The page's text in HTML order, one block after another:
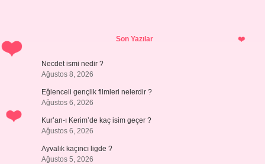
SidebarSon Yazılar
Necdet ismi nedir ?
Ağustos 8, 2026
Eğlenceli gençlik filmleri nelerdir ?
Ağustos 6, 2026
Kur’an-ı Kerim’de kaç isim geçer ?
Ağustos 6, 2026
Ayvalık kaçıncı ligde ?
Ağustos 5, 2026